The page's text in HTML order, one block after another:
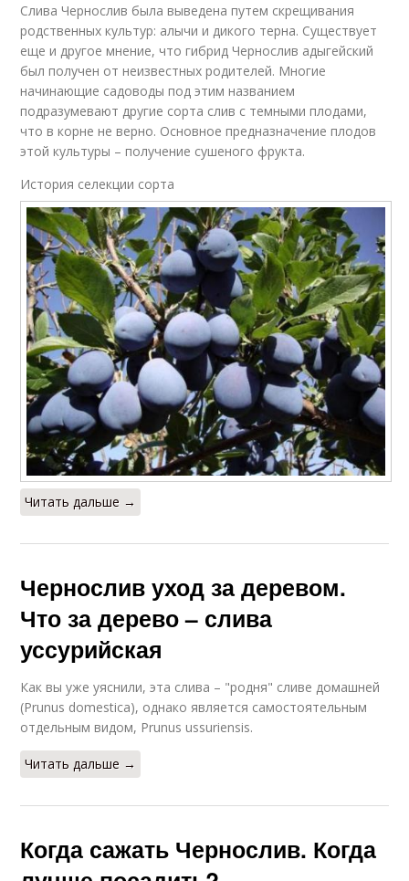
Слива Чернослив была выведена путем скрещивания
родственных культур: алычи и дикого терна. Существует
еще и другое мнение, что гибрид Чернослив адыгейский
был получен от неизвестных родителей. Многие
начинающие садоводы под этим названием
подразумевают другие сорта слив с темными плодами,
что в корне не верно. Основное предназначение плодов
этой культуры – получение сушеного фрукта.
История селекции сорта
Читать дальше →
Чернослив уход за деревом.
Что за дерево – слива
уссурийская
Как вы уже уяснили, эта слива – "родня" сливе домашней
(Prunus domestica), однако является самостоятельным
отдельным видом, Prunus ussuriensis.
Читать дальше →
Когда сажать Чернослив. Когда